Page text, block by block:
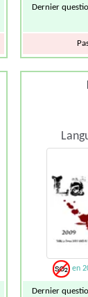
Dernier
en
Dernier